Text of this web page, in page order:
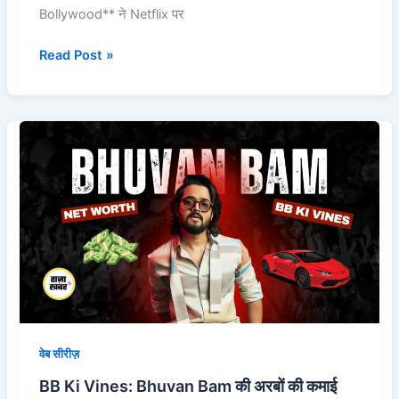
Bollywood** ने Netflix पर
Read Post »
वेब सीरीज़
BB Ki Vines: Bhuvan Bam की अरबों की कमाई
Vines:
Bhuvan
Bam
की
अरबों
की
कमाई
और
2025
डिजिटल